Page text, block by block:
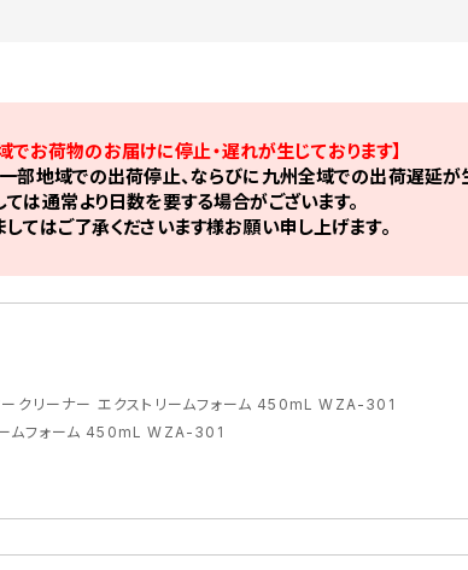
でお荷物のお届けに停止・遅れが生じております】
部地域での出荷停止、ならびに九州全域での出荷遅延が
は通常より日数を要する場合がございます。
てはご了承くださいます様お願い申し上げます。
クリーナー エクストリームフォーム 450mL WZA-301
ムフォーム 450mL WZA-301